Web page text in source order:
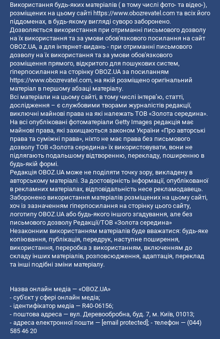
Використання будь-яких матеріалів ( в тому числі фото- та відео-),
розміщених на цьому сайті https://www.obozrevatel.com та всіх його
піддоменах, в будь-якому вигляді суворо заборонено.
Дозволяється використання при отриманні письмового дозволу
на їх використання та за умови обов'язкового посилання на сайт
OBOZ.UA, а для інтернет-видань - при отриманні письмового
дозволу на їх використання та за умови обов'язкового
розміщення прямого, відкритого для пошукових систем,
гіперпосилання на сторінку OBOZ.UA за посиланням
https://www.obozrevatel.com, на якій розміщено оригінальний
матеріал в першому абзаці матеріалу.
Всі матеріали на цьому сайті, в тому числі інтерв’ю, статті,
дослідження – є службовими творами журналістів редакції,
виключні майнові права на які належать ТОВ «Золота середина».
На всі опубліковані фотоматеріали Getty Images редакція має
майнові права, які захищаються законом України «Про авторські
права та суміжні права», ніхто не має права без письмового
дозволу ТОВ «Золота середина» їх використовувати, вони не
підлягають подальшому відтворенню, перекладу, поширенню в
будь-якій формі.
Редакція OBOZ.UA може не поділяти точку зору, викладену в
авторському матеріалі. За достовірність інформації, опублікованої
в рекламних матеріалах, відповідальність несе рекламодавець.
Заборонено використання матеріалів розміщених на цьому сайті,
хоч із зазначенням гіперпосилання на сторінку цього сайту,
логотипу OBOZ.UA або будь-якого іншого згадування, але без
письмового дозволу Редакції/ТОВ «Золота середина»
Незаконним використанням матеріалів буде вважатися: будь-яке
копiювання, публiкацiя, передрук, наступне поширення,
використання, переробка з використанням, включенням до
складу інших матеріалів, розповсюдження, адаптація, переклад
та інші подібні зміни матеріалу.
Назва онлайн медіа — «OBOZ.UA»
- суб'єкт у сфері онлайн медіа;
- ідентифікатор медіа — R40-06156;
- поштова адреса — вул. Деревообробна, буд. 7, м. Київ, 01013;
- адреса електронної пошти — [email protected] ; - телефон — (044)
585 46 20